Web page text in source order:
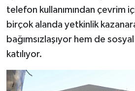
telefon kullanımından çevrim
birçok alanda yetkinlik
bağımsızlaşıyor hem de
katılıyor.